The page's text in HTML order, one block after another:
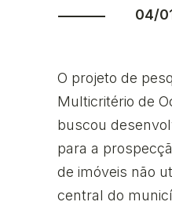
04/
O projeto de
Multicritério de
buscou
para a
de imóveis não
central do